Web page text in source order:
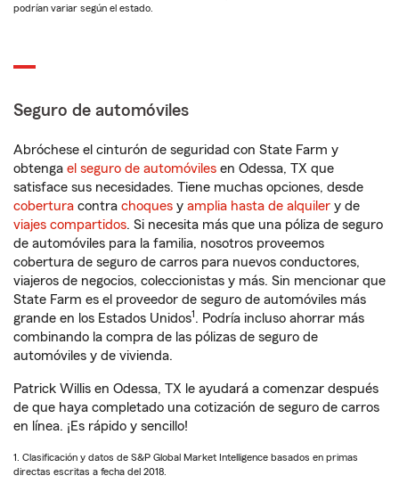
podrían variar según el estado.
Seguro de automóviles
Abróchese el cinturón de seguridad con State Farm y
obtenga el seguro de automóviles en Odessa, TX que
satisface sus necesidades. Tiene muchas opciones, desde
cobertura contra choques y amplia hasta de alquiler y de
viajes compartidos. Si necesita más que una póliza de seguro
de automóviles para la familia, nosotros proveemos
cobertura de seguro de carros para nuevos conductores,
viajeros de negocios, coleccionistas y más. Sin mencionar que
State Farm es el proveedor de seguro de automóviles más
grande en los Estados Unidos1. Podría incluso ahorrar más
combinando la compra de las pólizas de seguro de
automóviles y de vivienda.
Patrick Willis en Odessa, TX le ayudará a comenzar después
de que haya completado una cotización de seguro de carros
en línea. ¡Es rápido y sencillo!
1. Clasificación y datos de S&P Global Market Intelligence basados en primas
directas escritas a fecha del 2018.